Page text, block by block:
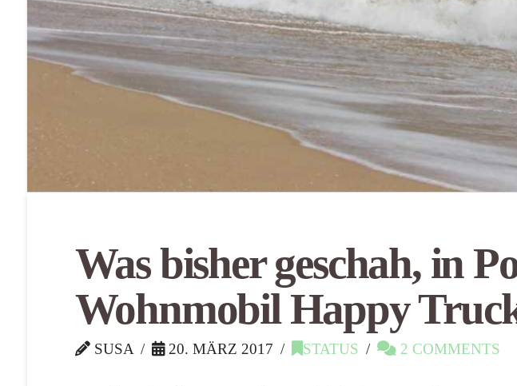
Was bisher geschah, in
Wohnmobil Happy
SUSA 20. MÄRZ 2017 STATUS 2 COMMENTS